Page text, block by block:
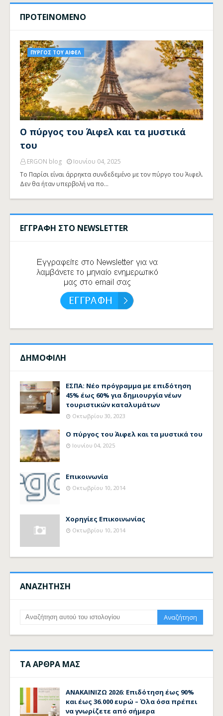
ΠΡΟΤΕΙΝΟΜΕΝΟ
ΠΥΡΓΟΣ ΤΟΥ ΑΙΦΕΛ
Ο πύργος του Άιφελ και τα μυστικά
του
ERGON blog
Ιουνίου 04, 2025
Το Παρίσι είναι άρρηκτα συνδεδεμένο με τον πύργο του Άιφελ.
Δεν θα ήταν υπερβολή να πο…
ΕΓΓΡΑΦΗ ΣΤΟ NEWSLETTER
ΔΗΜΟΦΙΛΗ
ΕΣΠΑ: Νέο πρόγραμμα με επιδότηση
45% έως 60% για δημιουργία νέων
τουριστικών καταλυμάτων
Οκτωβρίου 30, 2023
Ο πύργος του Άιφελ και τα μυστικά του
Ιουνίου 04, 2025
Επικοινωνία
Οκτωβρίου 10, 2014
Χορηγίες Επικοινωνίας
Οκτωβρίου 10, 2014
ΑΝΑΖΗΤΗΣΗ
ΤΑ ΑΡΘΡΑ ΜΑΣ
ΑΝΑΚΑΙΝΙΖΩ 2026: Επιδότηση έως 90%
και έως 36.000 ευρώ – Όλα όσα πρέπει
να γνωρίζετε από σήμερα